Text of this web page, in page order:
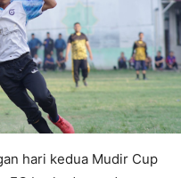
hari kedua Mudir Cup